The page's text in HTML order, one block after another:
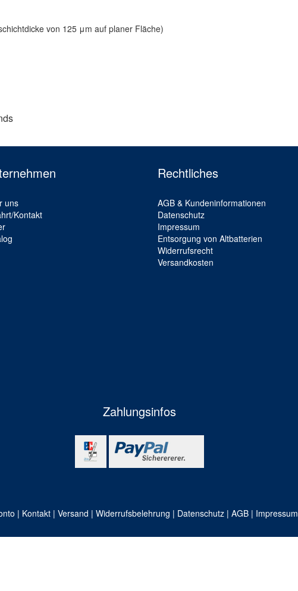
von 125 μm auf planer Fläche)
uns
Kontakt
Rechtliches
AGB & Kundeninformationen
Datenschutz
Impressum
Entsorgung von Altbatterien
Widerrufsrecht
Versandkosten
Zahlungsinfos
| Kontakt | Versand | Widerrufsbelehrung | Datenschutz | AGB | Impressum